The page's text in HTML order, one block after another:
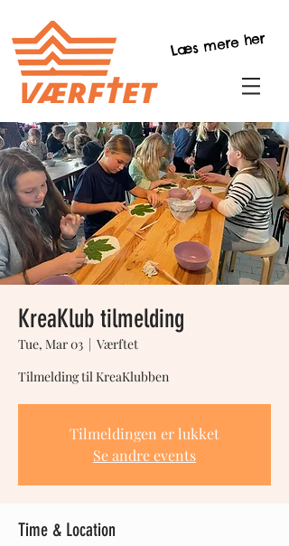
Læs mere her
KreaKlub tilmelding
Tue, Mar 03
  |
Værftet
Tilmelding til KreaKlubben
Tilmeldingen er lukket
Se andre events
Time & Location